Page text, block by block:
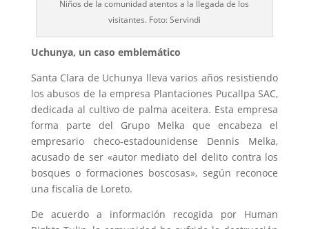
Niños de la comunidad atentos a la llegada de los
visitantes. Foto: Servindi
Uchunya, un caso emblemático
Santa Clara de Uchunya lleva varios años resistiendo
los abusos de la empresa Plantaciones Pucallpa SAC,
dedicada al cultivo de palma aceitera. Esta empresa
forma parte del Grupo Melka que encabeza el
empresario checo-estadounidense Dennis Melka,
acusado de ser «autor mediato del delito contra los
bosques o formaciones boscosas», según reconoce
una fiscalía de Loreto.
De acuerdo a información recogida por Human